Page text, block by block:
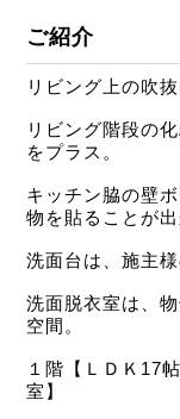
ご紹介
リビング上の吹
リビング階段の
をプラス。
キッチン脇の壁
物を貼ることが
洗面台は、施主
洗面脱衣室は、
空間。
１階【ＬＤＫ17
室】